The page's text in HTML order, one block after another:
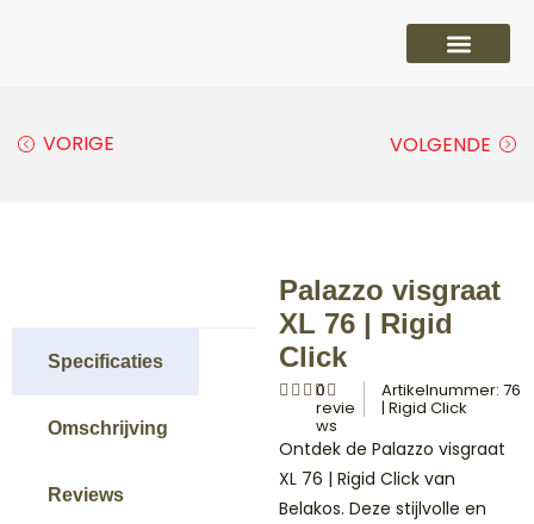
VORIGE VOLGENDE
Specificaties
Omschrijving
Reviews
Palazzo visgraat
XL 76 | Rigid
Click
0
revie
ws
Artikelnummer: 76
| Rigid Click
Ontdek de Palazzo visgraat
XL 76 | Rigid Click van
Belakos. Deze stijlvolle en